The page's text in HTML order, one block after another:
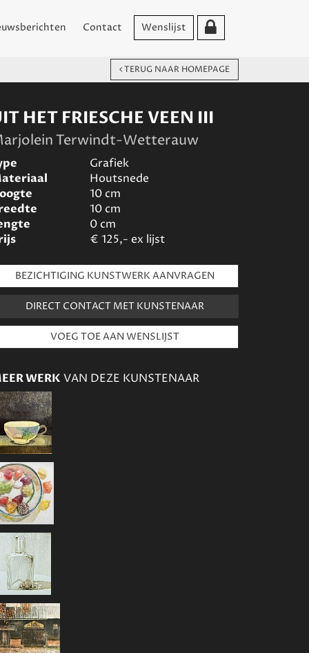
Contact Wenslijst
TERUG NAAR HOMEPAGE
HET FRIESCHE VEEN III
Terwindt-Wetterauw
Grafiek
Houtsnede
10cm
10cm
0cm
€ 125,- ex lijst
BEZICHTIGING KUNSTWERK AANVRAGEN
DIRECT CONTACT MET KUNSTENAAR
WERK VAN DEZE KUNSTENAAR